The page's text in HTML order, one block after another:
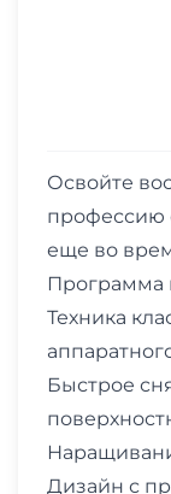
Освойте
профессию
еще во
Программа
Техника
Быстрое
Дизайн с